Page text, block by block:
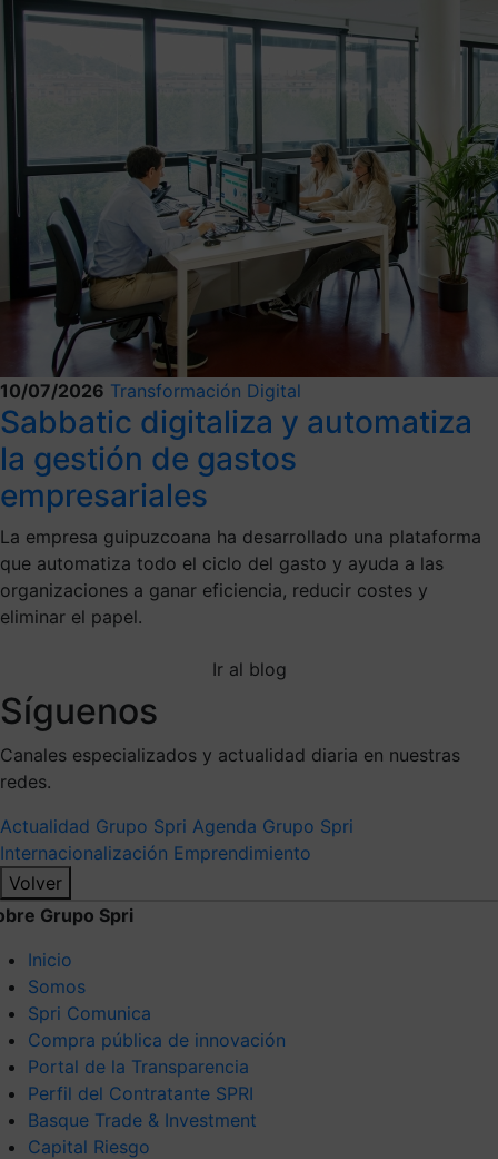
10/07/2026 Transformación Digital
Sabbatic digitaliza y automatiza
la gestión de gastos
empresariales
La empresa guipuzcoana ha desarrollado una plataforma
que automatiza todo el ciclo del gasto y ayuda a las
organizaciones a ganar eficiencia, reducir costes y
eliminar el papel.
Ir al blog
Síguenos
Canales especializados y actualidad diaria en nuestras
redes.
Actualidad Grupo Spri Agenda Grupo Spri
Internacionalización Emprendimiento
Volver
Grupo Spri
Inicio
Somos
Spri Comunica
Compra pública de innovación
Portal de la Transparencia
Perfil del Contratante SPRI
Basque Trade & Investment
Capital Riesgo